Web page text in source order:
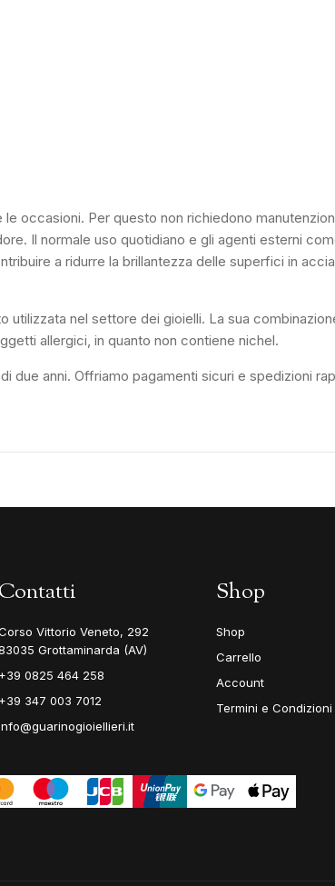
occasioni. Per questo non richiedono
Il normale uso quotidiano e gli agenti esterni
a ridurre la brillantezza delle superfici in
nel settore dei gioielli. La sua
allergici, in quanto non contiene nichel.
due anni. Offriamo pagamenti sicuri e spedizioni
Contatti
Vittorio Veneto, 292
Grottaminarda (AV)
+39 0825 464 258
+39 347 003 7012
Shop
Shop
Carrello
Account
Termini e Condizioni